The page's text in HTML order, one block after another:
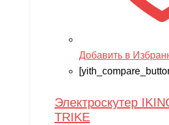
Добавить в
Электроскутер
TRIKE